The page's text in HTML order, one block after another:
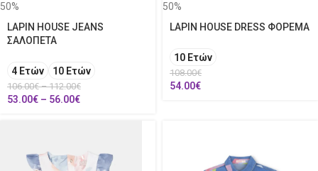
50%
LAPIN HOUSE JEANS
ΣΑΛΟΠΕΤΑ
4 Ετών 10 Ετών
106.00€ – 112.00€
53.00€ – 56.00€
50%
LAPIN HOUSE DRESS ΦΟΡΕΜΑ
10 Ετών
108.00€
54.00€